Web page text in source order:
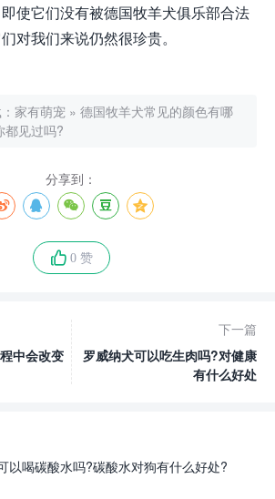
使它们没有被德国牧羊犬俱乐部合法
对我们来说仍然很珍贵。
家有萌宠 » 德国牧羊犬常见的颜色有哪
都见过吗?
分享到：
0 赞
中会改变
下一篇
罗威纳犬可以吃生肉吗?对健康
有什么好处
以喝碳酸水吗?碳酸水对狗有什么好处?